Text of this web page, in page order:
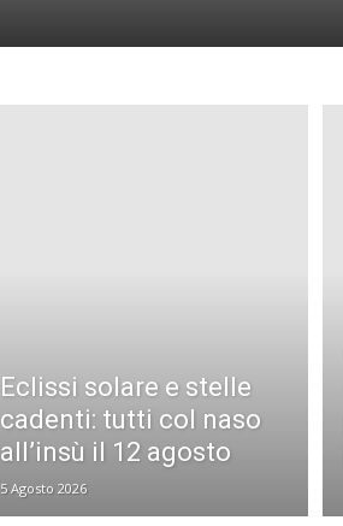
Eclissi solare e stelle
cadenti: tutti col naso
all’insù il 12 agosto
5 Agosto 2026